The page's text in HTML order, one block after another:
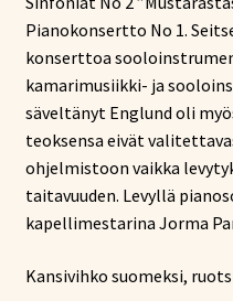
15,18 €.
Pianokonsertto No 1.
konserttoa
kamarimusiikki- ja
säveltänyt Englund oli
teoksensa eivät
ohjelmistoon vaikka
taitavuuden. Levyllä
kapellimestarina Jorma
Kansivihko suomeksi,